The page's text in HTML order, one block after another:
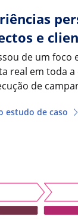
e
de um foco
real em toda a
de
estudo de caso